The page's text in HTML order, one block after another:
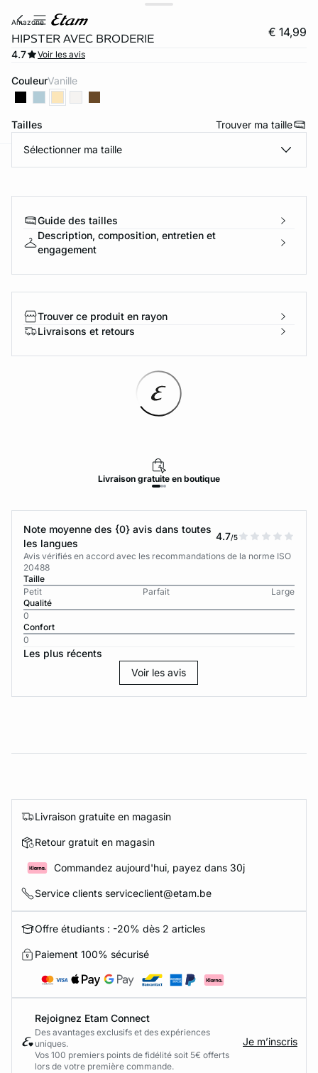
amazone
HIPSTER AVEC BRODERIE € 14,99
4.7 Voir les avis
Couleur vanille
Tailles Trouver ma taille
Sélectionner ma taille
Guide des tailles
Description, composition, entretien et
engagement
Trouver ce produit en rayon
Livraisons et retours
Livraison gratuite en boutique
Note moyenne des {0} avis dans toutes
les langues
4.7/5
Avis vérifiés en accord avec les recommandations de la norme ISO
20488
Taille
Petit
Parfait
Large
Qualité
0
Confort
0
Les plus récents
Voir les avis
Livraison gratuite en magasin
Retour gratuit en magasin
Commandez aujourd'hui, payez dans 30j
Service clients serviceclient@etam.be
Offre étudiants : -20% dès 2 articles
Paiement 100% sécurisé
Rejoignez Etam Connect
Des avantages exclusifs et des expériences
uniques.
Vos 100 premiers points de fidélité soit 5€ offerts
lors de votre première commande.​
Je m’inscris